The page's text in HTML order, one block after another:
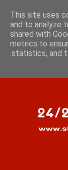
This site uses
and to analyze
shared with
metrics to
statistics, and